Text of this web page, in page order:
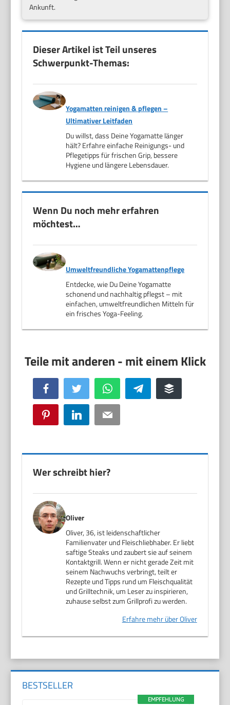
Ankunft.
Dieser Artikel ist Teil unseres
Schwerpunkt-Themas:
Yogamatten reinigen & pflegen –
Ultimativer Leitfaden
Du willst, dass Deine Yogamatte länger
hält? Erfahre einfache Reinigungs- und
Pflegetipps für frischen Grip, bessere
Hygiene und längere Lebensdauer.
Wenn Du noch mehr erfahren
möchtest…
Umweltfreundliche Yogamattenpflege
Entdecke, wie Du Deine Yogamatte
schonend und nachhaltig pflegst – mit
einfachen, umweltfreundlichen Mitteln für
ein frisches Yoga-Feeling.
Facebook Twitter WhatsApp Telegram Buffer
Pinterest LinkedIn Email
Wer schreibt hier?
Oliver
Oliver, 36, ist leidenschaftlicher
Familienvater und Fleischliebhaber. Er liebt
saftige Steaks und zaubert sie auf seinem
Kontaktgrill. Wenn er nicht gerade Zeit mit
seinem Nachwuchs verbringt, teilt er
Rezepte und Tipps rund um Fleischqualität
und Grilltechnik, um Leser zu inspirieren,
zuhause selbst zum Grillprofi zu werden.
Erfahre mehr über Oliver
BESTSELLER
EMPFEHLUNG